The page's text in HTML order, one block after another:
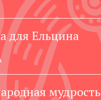
для Ельцина
мудрость